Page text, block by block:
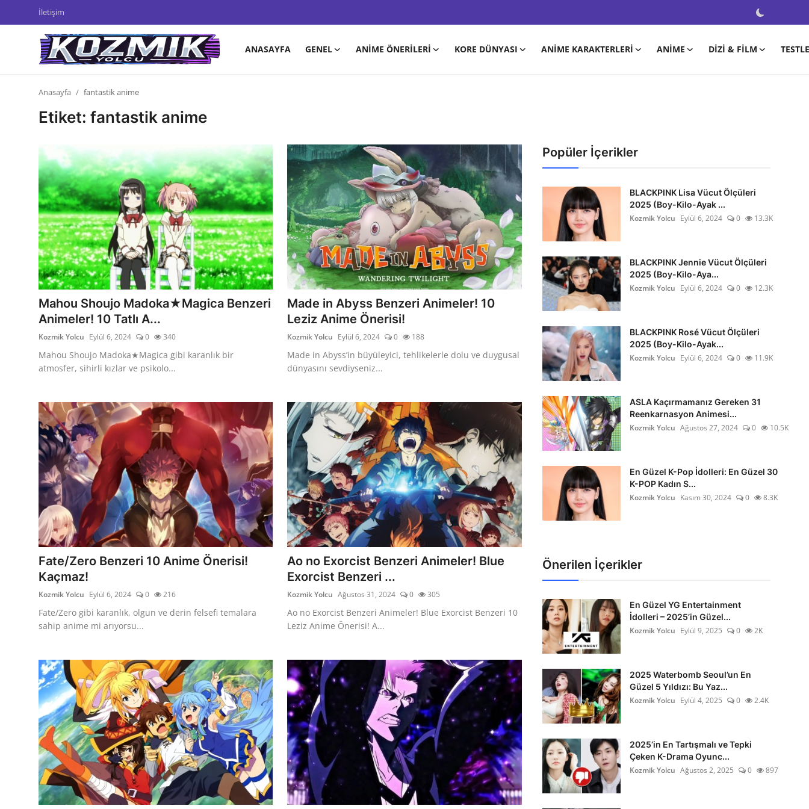
İletişim
ANASAYFA GENEL ANIME ÖNERILERI KORE DÜNYASI ANIME KARAKTERLERI ANIME DIZI & FILM
Anime Önerileri
Kore Dünyası
Anime Karakterleri
Dizi & Film
Testler
Anasayfa fantastik anime
Etiket: fantastik anime
Mahou Shoujo Madoka★Magica Benzeri
Animeler! 10 Tatlı A...
Kozmik Yolcu Eylül 6, 2024 0 340
Mahou Shoujo Madoka★Magica gibi karanlık bir
atmosfer, sihirli kızlar ve psikolo...
Made in Abyss Benzeri Animeler! 10
Leziz Anime Önerisi!
Kozmik Yolcu Eylül 6, 2024 0 188
Made in Abyss’in büyüleyici, tehlikelerle dolu ve duygusal
dünyasını sevdiyseniz...
Fate/Zero Benzeri 10 Anime Önerisi!
Kaçmaz!
Kozmik Yolcu Eylül 6, 2024 0 216
Fate/Zero gibi karanlık, olgun ve derin felsefi temalara
sahip anime mi arıyorsu...
Ao no Exorcist Benzeri Animeler! Blue
Exorcist Benzeri ...
Kozmik Yolcu Ağustos 31, 2024 0 305
Ao no Exorcist Benzeri Animeler! Blue Exorcist Benzeri 10
Leziz Anime Önerisi! A...
Popüler İçerikler
BLACKPINK Lisa Vücut Ölçüleri
2025 (Boy-Kilo-Ayak ...
Kozmik Yolcu Eylül 6, 2024 0 13.3K
BLACKPINK Jennie Vücut Ölçüleri
2025 (Boy-Kilo-Aya...
Kozmik Yolcu Eylül 6, 2024 0 12.3K
BLACKPINK Rosé Vücut Ölçüleri
2025 (Boy-Kilo-Ayak...
Kozmik Yolcu Eylül 6, 2024 0 11.9K
ASLA Kaçırmamanız Gereken 31
Reenkarnasyon Animesi...
Kozmik Yolcu Ağustos 27, 2024 0 10.5K
En Güzel K-Pop İdolleri: En Güzel 30
K-POP Kadın S...
Kozmik Yolcu Kasım 30, 2024 0 8.3K
Önerilen İçerikler
En Güzel YG Entertainment
İdolleri – 2025’in Güzel...
Kozmik Yolcu Eylül 9, 2025 0 2K
2025 Waterbomb Seoul’un En
Güzel 5 Yıldızı: Bu Yaz...
Kozmik Yolcu Eylül 4, 2025 0 2.4K
2025’in En Tartışmalı ve Tepki
Çeken K-Drama Oyunc...
Kozmik Yolcu Ağustos 2, 2025 0 897